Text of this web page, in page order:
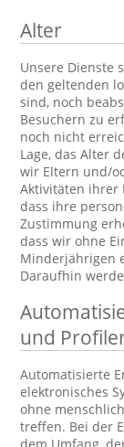
Alter
Unsere Dienste
den geltenden
sind, noch
Besuchern zu
noch nicht
Lage, das Alter
wir Eltern und/
Aktivitäten ihrer
dass ihre
Zustimmung
dass wir ohne
Minderjährigen
Daraufhin
und
Automatisierte
elektronisches
ohne
treffen. Bei der